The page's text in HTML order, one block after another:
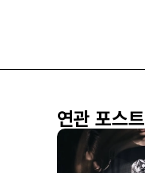
연관 포스트